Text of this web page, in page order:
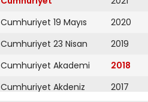
Cumhuriyet 19 Mayıs
Cumhuriyet 23 Nisan
Cumhuriyet Akademi
Cumhuriyet Akdeniz
2020
2019
2018
2017